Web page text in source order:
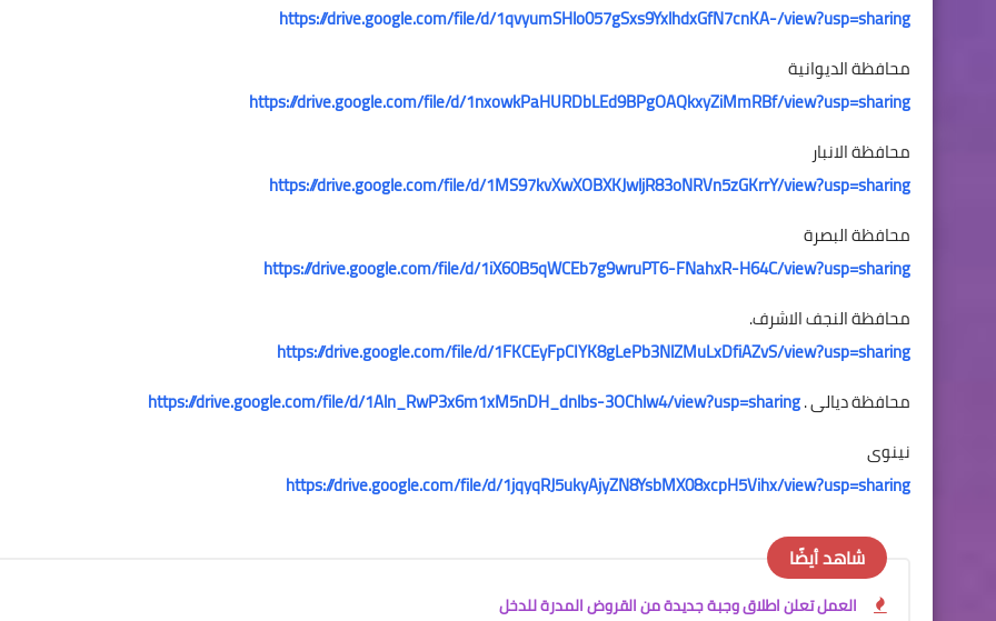
https://drive.google.com/file/d/1qvyumSHlo057gSxs9YxlhdxGfN7cnKA-/view?usp=sharing
محافظة الديوانية
https://drive.google.com/file/d/1nxowkPaHURDbLEd9BPgOAQkxyZiMmRBf/view?usp=sharing
محافظة الانبار
https://drive.google.com/file/d/1MS97kvXwXOBXKJwljR83oNRVn5zGKrrY/view?usp=sharing
محافظة البصرة
https://drive.google.com/file/d/1iX60B5qWCEb7g9wruPT6-FNahxR-H64C/view?usp=sharing
محافظة النجف الاشرف.
https://drive.google.com/file/d/1FKCEyFpCIYK8gLePb3NlZMuLxDfiAZvS/view?usp=sharing
محافظة ديالى .https://drive.google.com/file/d/1Aln_RwP3x6m1xM5nDH_dnlbs-3OChlw4/view?usp=sharing
نينوى
https://drive.google.com/file/d/1jqyqRJ5ukyAjyZN8YsbMX08xcpH5Vihx/view?usp=sharing
شاهد أيضًا
العمل تعلن اطلاق وجبة جديدة من القروض المدرة للدخل
20 يونيو 2023
19 يونيو 2023
18 يونيو 2023
16 يونيو 2023
15 يونيو 2023
13 ديسمبر 2021